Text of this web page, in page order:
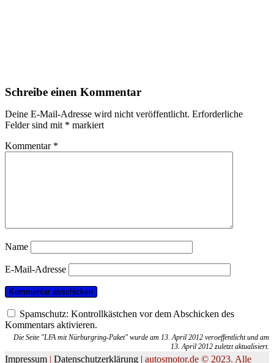
Schreibe einen Kommentar
Deine E-Mail-Adresse wird nicht veröffentlicht. Erforderliche
Felder sind mit * markiert
Kommentar *
Name
E-Mail-Adresse
Spamschutz: Kontrollkästchen vor dem Abschicken des
Kommentars aktivieren.
Die Seite "LFA mit Nürburgring-Paket" wurde am 13. April 2012 veroeffentlicht und am
13. April 2012 zuletzt aktualisiert.
Impressum | Datenschutzerklärung | autosmotor.de © 2023. Alle